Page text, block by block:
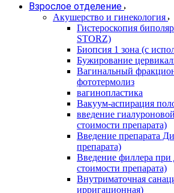
Взрослое отделение
Акушерство и гинекология
Гистероскопия
STORZ)
Биопсия 1 зона (с
Бужирование
Вагинальный
фототермолиз
вагинопластика
Вакуум-аспирация
введение
стоимости препарата)
Введение препарата
препарата)
Введение филлера при
стоимости препарата)
Внутриматочная
ирригационная)